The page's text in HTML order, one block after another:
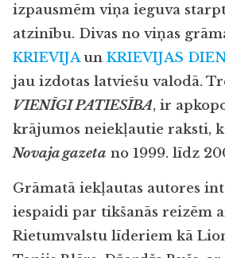
izpausmēm viņa ieguva
atzinību. Divas no viņas
KRIEVIJAun KRIEVIJAS
jau izdotas latviešu valodā.
VIENĪGI PATIESĪBA, ir
krājumos neiekļautie raksti,
Novaja gazeta no 1999. līdz
Grāmatā iekļautas autores
iespaidi par tikšanās reizēm
Rietumvalstu līderiem kā